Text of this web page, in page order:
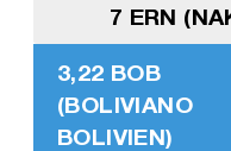
7 ERN
3,22 BOB
(BOLIVIANO
BOLIVIEN)